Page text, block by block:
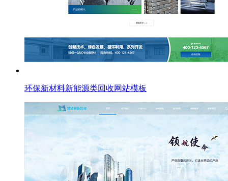
环保新材料新能源类回收网站模板